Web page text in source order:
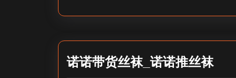
诺诺带货丝袜_诺诺推丝袜诺